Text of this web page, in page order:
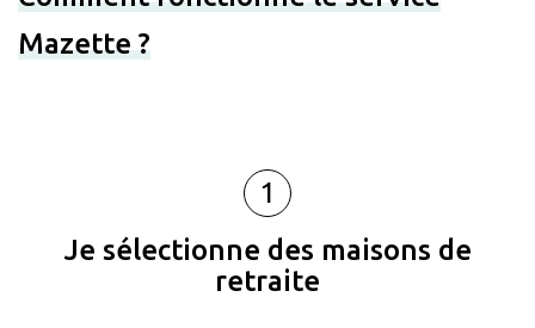
Mazette ?
1
Je sélectionne des maisons de
retraite